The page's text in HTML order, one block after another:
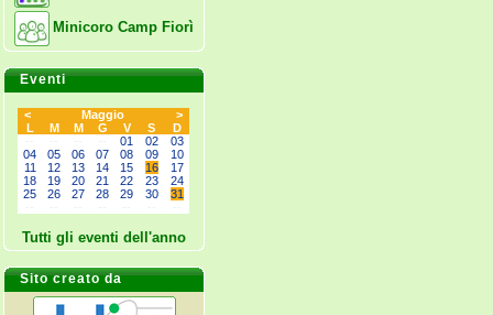
Minicoro Camp Fiorì
Eventi
< Maggio
>
L
M M G V S
D
01 02
03
04
05 06 07 08 09
10
11
12 13 14 15 16
17
18
19 20 21 22 23
24
25
26 27 28 29 30
31
Tutti gli eventi dell'anno
Sito creato da